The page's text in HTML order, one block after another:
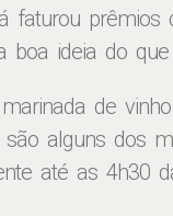
faturou
ideia do que
de
alguns dos
até as 4h30